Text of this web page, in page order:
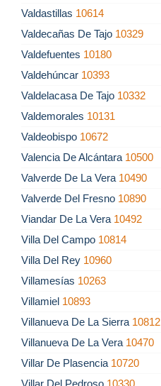
Valdastillas 10614
Valdecañas De Tajo 10329
Valdefuentes 10180
Valdehúncar 10393
Valdelacasa De Tajo 10332
Valdemorales 10131
Valdeobispo 10672
Valencia De Alcántara 10500
Valverde De La Vera 10490
Valverde Del Fresno 10890
Viandar De La Vera 10492
Villa Del Campo 10814
Villa Del Rey 10960
Villamesías 10263
Villamiel 10893
Villanueva De La Sierra 10812
Villanueva De La Vera 10470
Villar De Plasencia 10720